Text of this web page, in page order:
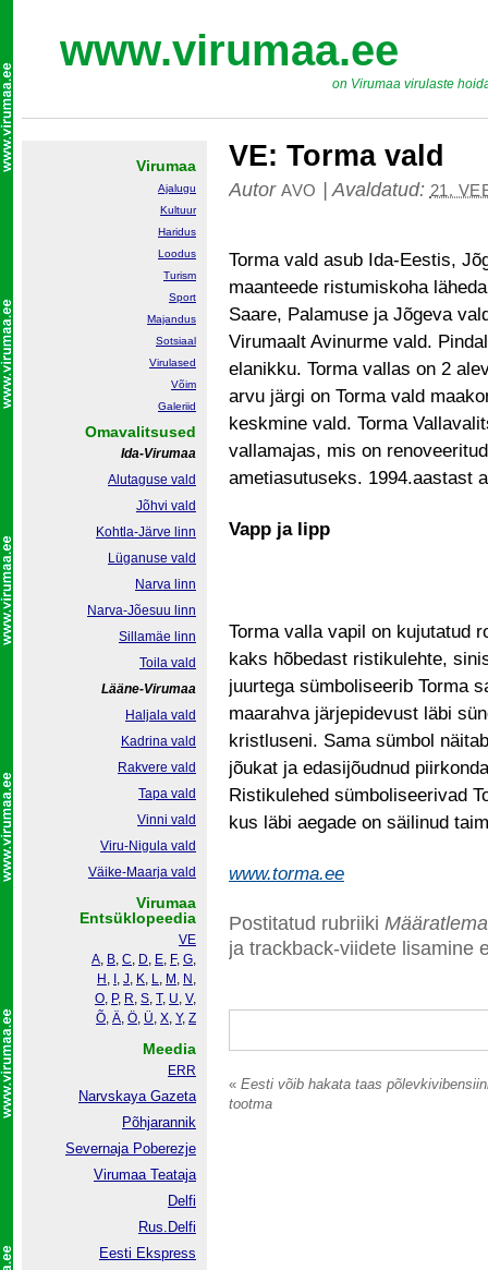
www.virumaa.ee
on Virumaa virulaste
VE: Torma vald
Autor AVO |Avaldatud: 21.
Torma vald asub Ida-Eestis,
maanteede ristumiskoha
Saare, Palamuse ja Jõgeva
Virumaalt Avinurme vald.
elanikku. Torma vallas on 2
arvu järgi on Torma vald
keskmine vald. Torma
vallamajas, mis on
ametiasutuseks. 1994.aastast
Vapp ja lipp
Torma valla vapil on kujutatud
kaks hõbedast ristikulehte,
juurtega sümboliseerib Torma
maarahva järjepidevust läbi
kristluseni. Sama sümbol
jõukat ja edasijõudnud
Ristikulehed sümboliseerivad
kus läbi aegade on säilinud
www.torma.ee
Postitatud rubriiki
ja trackback-viidete lisamine
« Eesti võib hakata taas
tootma
Virumaa
Ajalugu
Kultuur
Haridus
Loodus
Turism
Sport
Majandus
Sotsiaal
Virulased
Võim
Galeriid
Omavalitsused
Ida-Virumaa
Alutaguse vald
Jõhvi vald
Kohtla-Järve linn
Lüganuse vald
Narva linn
Narva-Jõesuu linn
Sillamäe linn
Toila vald
Lääne-Virumaa
Haljala vald
Kadrina vald
Rakvere vald
Tapa vald
Vinni vald
Viru-Nigula vald
Väike-Maarja vald
Virumaa
Entsüklopeedia
VE
A, B, C, D, E, F, G,
H , , J, K, L, M , N ,
O, P, R, S, T, U, V,
Õ, Ä, Ö, Ü, X, Y, Z
Meedia
ERR
Narvskaya Gazeta
Põhjarannik
Severnaja Poberezje
Virumaa Teataja
Delfi
Rus.Delfi
Eesti Ekspress